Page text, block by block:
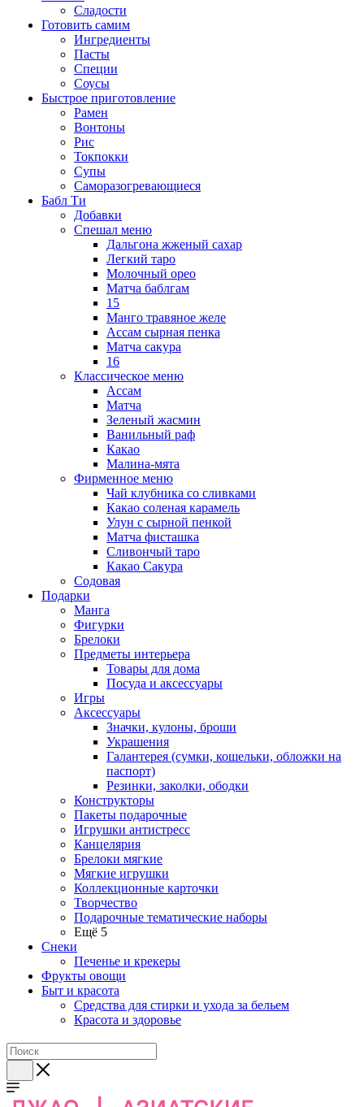
Сладости
Готовить самим
Ингредиенты
Пасты
Специи
Соусы
Быстрое приготовление
Рамен
Вонтоны
Рис
Токпокки
Супы
Саморазогревающиеся
Бабл Ти
Добавки
Спешал меню
Дальгона жженый сахар
Легкий таро
Молочный орео
Матча баблгам
15
Манго травяное желе
Ассам сырная пенка
Матча сакура
16
Классическое меню
Ассам
Матча
Зеленый жасмин
Ванильный раф
Какао
Малина-мята
Фирменное меню
Чай клубника со сливками
Какао соленая карамель
Улун с сырной пенкой
Матча фисташка
Сливончый таро
Какао Сакура
Содовая
Подарки
Манга
Фигурки
Брелоки
Предметы интерьера
Товары для дома
Посуда и аксессуары
Игры
Аксессуары
Значки, кулоны, броши
Украшения
Галантерея (сумки, кошельки, обложки на
паспорт)
Резинки, заколки, ободки
Конструкторы
Пакеты подарочные
Игрушки антистресс
Канцелярия
Брелоки мягкие
Мягкие игрушки
Коллекционные карточки
Творчество
Подарочные тематические наборы
Ещё 5
Снеки
Печенье и крекеры
Фрукты овощи
Быт и красота
Средства для стирки и ухода за бельем
Красота и здоровье